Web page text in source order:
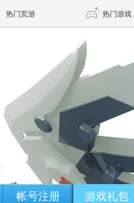
热门页游 热门游戏
DNF
剑网3旗舰版 新天龙八部
王权与自由 诛仙世界 新仙侠5
帐号注册 游戏礼包